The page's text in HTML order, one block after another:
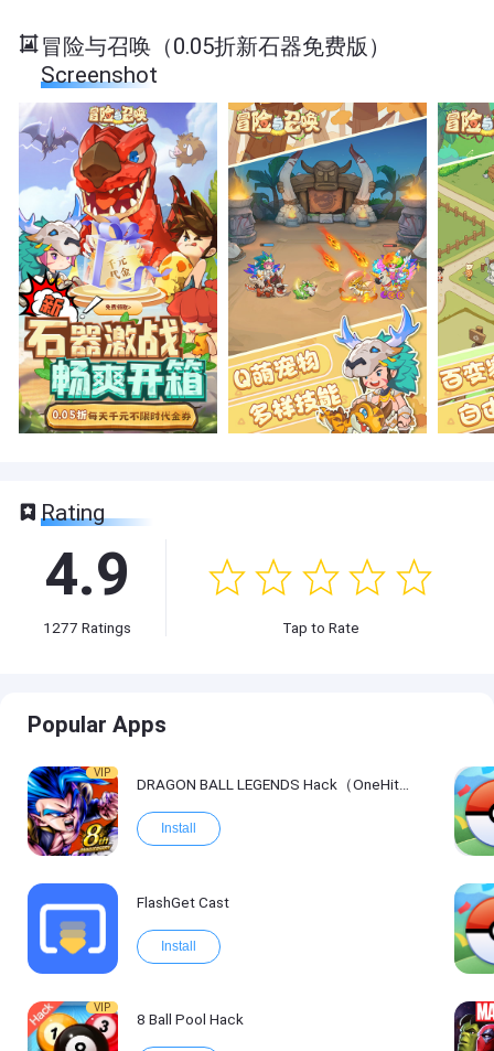
冒险与召唤（0.05折新石器免费版）
Screenshot
Rating
4.9
1277 Ratings Tap to Rate
Popular Apps
VIP
DRAGON BALL LEGENDS Hack（OneHitKill）
Install
FlashGet Cast
Install
VIP
8 Ball Pool Hack